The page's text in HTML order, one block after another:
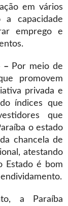
em vários
a capacidade
emprego e
– Por meio de
promovem
privada e
índices que
que
o estado
chancela de
atestando
Estado é bom
a Paraíba